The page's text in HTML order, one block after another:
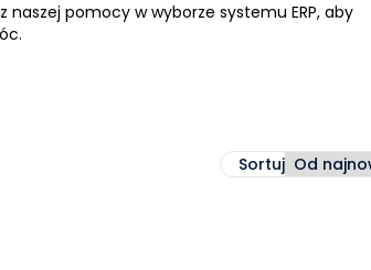
naszej pomocy w wyborze systemu ERP, aby
Sortuj